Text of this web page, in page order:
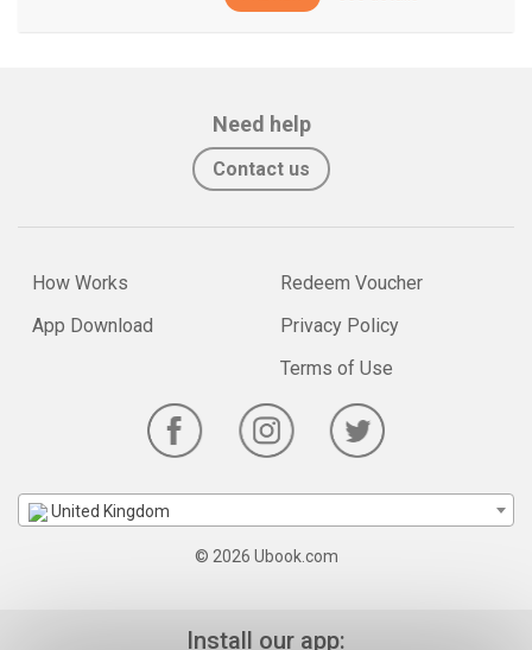
Need help
Contact us
How Works
App Download
Redeem Voucher
Privacy Policy
Terms of Use
United Kingdom
© 2026 Ubook.com
Install our app: